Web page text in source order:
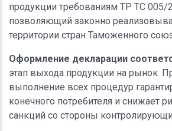
продукции требованиям ТР ТС 005/
позволяющий законно
территории стран Таможенного
Оформление декларации
этап выхода продукции на рынок.
выполнение всех процедур
конечного потребителя и снижает
санкций со стороны